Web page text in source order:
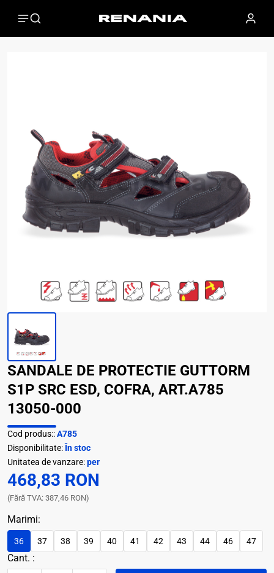
SANDALE DE PROTECTIE GUTTORM
S1P SRC ESD, COFRA, ART.A785
13050-000
Cod produs::A785
Disponibilitate: În stoc
Unitatea de vanzare:per
468,83 RON
(Fără TVA: 387,46 RON)
Marimi:
36 37 38 39 40 41 42 43 44 46 47
Cant. :